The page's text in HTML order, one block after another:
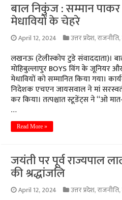
बाल निकुंज : सम्मान
मेधावियों के चेहरे
April 12, 2024 उत्तर प्रदेश,राजनीति,
लखनऊ (टेलीस्कोप टुडे संवाददाता)।
मोहिबुल्लापुर BOYS विंग के जूनियर
मेधावियों को सम्मानित किया गया।
निदेशक एचएन जायसवाल ने मां
कर किया। तत्पश्चात स्टूडेंट्स ने “ओ
…
Read More »
जयंती पर पूर्व राज्यपाल
की श्रद्धांजलि
April 12, 2024 उत्तर प्रदेश,राजनीति,